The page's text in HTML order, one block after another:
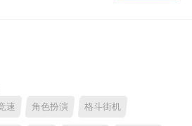
速 角色扮演 格斗街机